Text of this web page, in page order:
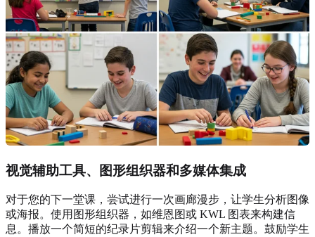
视觉辅助工具、图形组织器和多媒体集成
对于您的下一堂课，尝试进行一次画廊漫步，让学生分析图像
或海报。使用图形组织器，如维恩图或 KWL 图表来构建信
息。播放一个简短的纪录片剪辑来介绍一个新主题。鼓励学生